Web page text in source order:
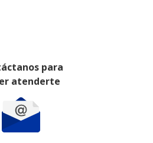
para
atenderte